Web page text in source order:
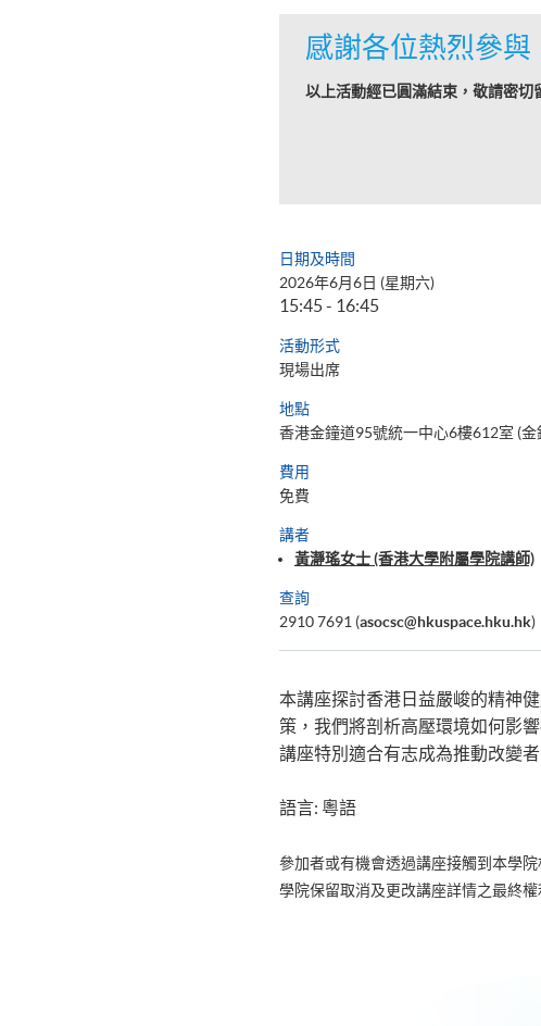
感謝各位熱烈參與
以上活動經已圓滿結束，敬請密切
日期及時間
2026年6月6日 (星期六)
15:45 - 16:45
活動形式
現場出席
地點
香港金鐘道95號統一中心6樓612室 (
費用
免費
講者
黃瀞瑤女士 (香港大學附屬學院講師)
查詢
2910 7691 (asocsc@hkuspace.hku.hk)
本講座探討香港日益嚴峻的精神
策，我們將剖析高壓環境如何影
講座特別適合有志成為推動改變
語言: 粵語
參加者或有機會透過講座接觸到本學院
學院保留取消及更改講座詳情之最終權